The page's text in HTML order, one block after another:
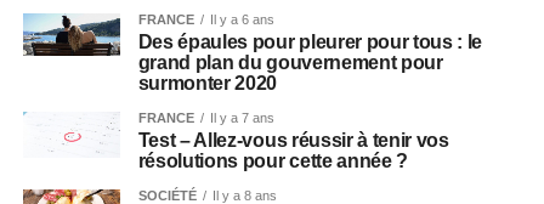
FRANCE Il y a 6 ans
Des épaules pour pleurer pour tous : le
grand plan du gouvernement pour
surmonter 2020
FRANCE Il y a 7 ans
Test – Allez-vous réussir à tenir vos
résolutions pour cette année ?
SOCIÉTÉ Il y a 8 ans